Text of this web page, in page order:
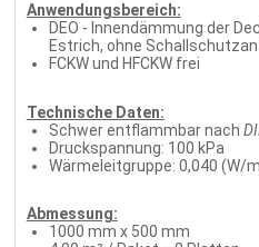
Anwendungsbereich:
DEO - Innendämmung der
Estrich, ohne
FCKW und HFCKW frei
Technische Daten:
Schwer entflammbar nach
Druckspannung: 100 kPa
Wärmeleitgruppe: 0,040 (W/
Abmessung:
1000 mm x 500 mm